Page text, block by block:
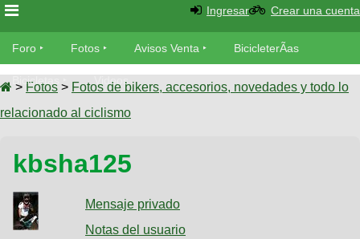
Foro
Foro
TÃ©cnica
Fotos
tu foto
Galeria
XC
SUBÃ
tu
BicicleterÃ­
as
Ingresar Crear una cuenta
Foro Fotos Avisos Venta BicicleterÃ­as
Bicicletas Videos
> Fotos > Fotos de bikers, accesorios, novedades y todo lo
relacionado al ciclismo
kbsha125
Mensaje privado
Notas del usuario